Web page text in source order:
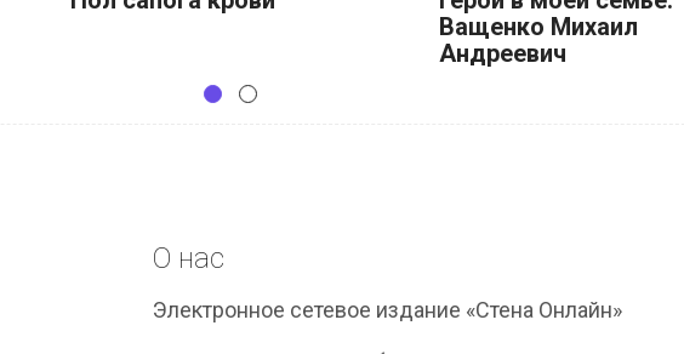
Ващенко Михаил
Андреевич
О нас
Электронное сетевое издание «Стена Онлайн»